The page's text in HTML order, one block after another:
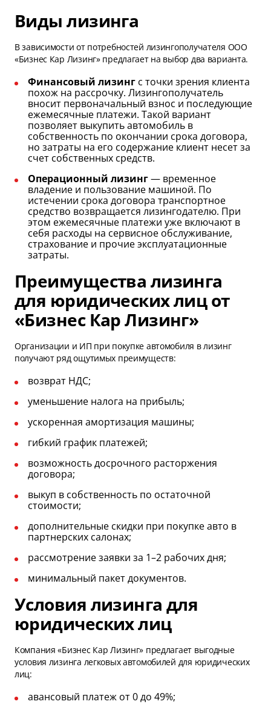
Виды лизинга
В зависимости от потребностей лизингополучателя ООО
«Бизнес Кар Лизинг» предлагает на выбор два варианта.
Финансовый лизинг с точки зрения клиента
похож на рассрочку. Лизингополучатель
вносит первоначальный взнос и последующие
ежемесячные платежи. Такой вариант
позволяет выкупить автомобиль в
собственность по окончании срока договора,
но затраты на его содержание клиент несет за
счет собственных средств.
Операционный лизинг— временное
владение и пользование машиной. По
истечении срока договора транспортное
средство возвращается лизингодателю. При
этом ежемесячные платежи уже включают в
себя расходы на сервисное обслуживание,
страхование и прочие эксплуатационные
затраты.
Преимущества лизинга
для юридических лиц от
«Бизнес Кар Лизинг»
Организации и ИП при покупке автомобиля в лизинг
получают ряд ощутимых преимуществ:
возврат НДС;
уменьшение налога на прибыль;
ускоренная амортизация машины;
гибкий график платежей;
возможность досрочного расторжения
договора;
выкуп в собственность по остаточной
стоимости;
дополнительные скидки при покупке авто в
партнерских салонах;
рассмотрение заявки за 1–2 рабочих дня;
минимальный пакет документов.
Условия лизинга для
юридических лиц
Компания «Бизнес Кар Лизинг» предлагает выгодные
условия лизинга легковых автомобилей для юридических
лиц:
авансовый платеж от 0 до 49%;